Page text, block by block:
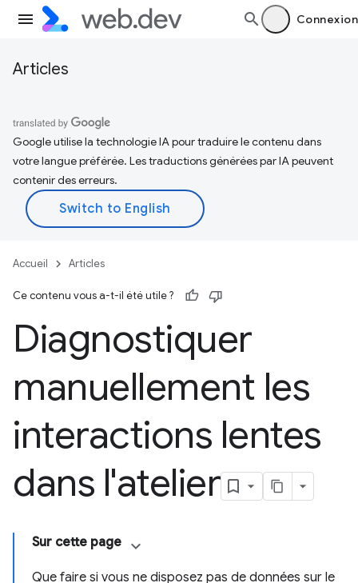
Connexion
Articles
Google utilise la technologie IA pour traduire le contenu dans
votre langue préférée. Les traductions générées par IA peuvent
contenir des erreurs.
Accueil Articles
Ce contenu vous a-t-il été utile ?
Diagnostiquer
manuellement les
interactions lentes
dans l'atelier
Sur cette page
Que faire si vous ne disposez pas de données sur le